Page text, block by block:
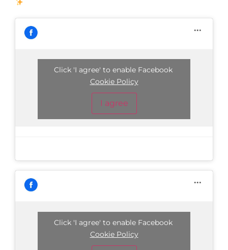
Click 'I agree' to enable Facebook
Cookie Policy
I agree
Click 'I agree' to enable Facebook
Cookie Policy